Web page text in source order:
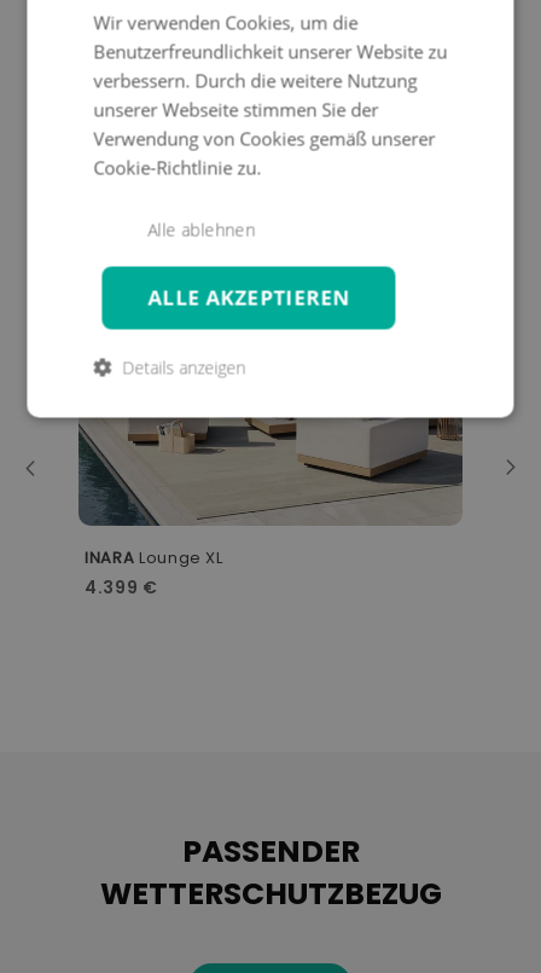
SOYOLight
1.999 €
ENTDECKE DIE LOOKS
INARA Lounge XL
4.399 €
PASSENDER
WETTERSCHUTZBEZUG
Wir verwenden Cookies, um die
Benutzerfreundlichkeit unserer Website zu
verbessern. Durch die weitere Nutzung
unserer Webseite stimmen Sie der
Verwendung von Cookies gemäß unserer
Cookie-Richtlinie zu.
ALLE AKZEPTIEREN
Alle ablehnen
Details anzeigen